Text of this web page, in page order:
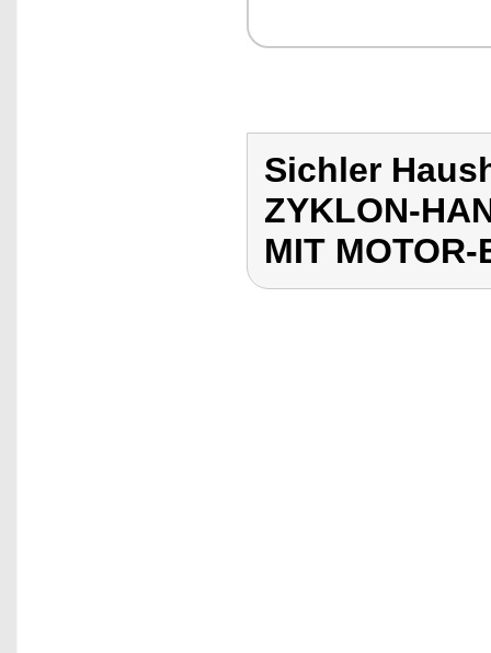
Sichler
ZYKLON-
MIT MOTOR-